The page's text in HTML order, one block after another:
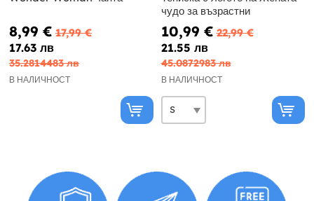
8,99 € 17,99 €
17.63 лв
35.2814483 лв
В НАЛИЧНОСТ
чудо за възрастни
10,99 € 22,99 €
21.55 лв
45.0872983 лв
В НАЛИЧНОСТ